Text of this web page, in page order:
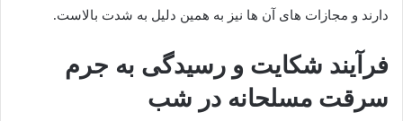
دارند و مجازات های آن ها نیز به همین دلیل به شدت بالاست.
فرآیند شکایت و رسیدگی به جرم
سرقت مسلحانه در شب